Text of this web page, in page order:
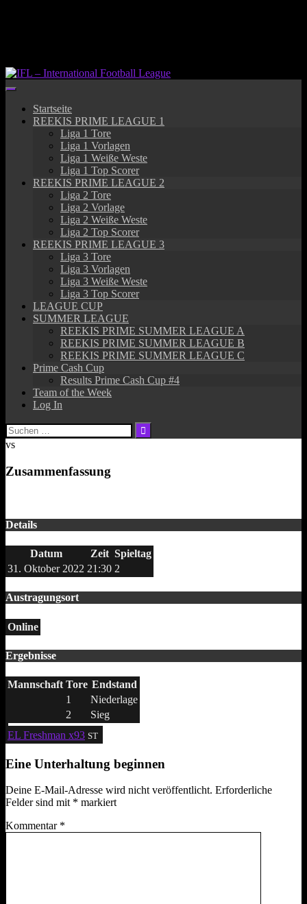
Startseite
REEKIS PRIME LEAGUE 1
Liga 1 Tore
Liga 1 Vorlagen
Liga 1 Weiße Weste
Liga 1 Top Scorer
REEKIS PRIME LEAGUE 2
Liga 2 Tore
Liga 2 Vorlage
Liga 2 Weiße Weste
Liga 2 Top Scorer
REEKIS PRIME LEAGUE 3
Liga 3 Tore
Liga 3 Vorlagen
Liga 3 Weiße Weste
Liga 3 Top Scorer
LEAGUE CUP
SUMMER LEAGUE
REEKIS PRIME SUMMER LEAGUE A
REEKIS PRIME SUMMER LEAGUE B
REEKIS PRIME SUMMER LEAGUE C
Prime Cash Cup
Results Prime Cash Cup #4
Team of the Week
Log In
Suchen
nach:
vs
Zusammenfassung
Details
Datum Zeit Spieltag
31. Oktober 2022 21:30 2
Austragungsort
Online
Ergebnisse
Mannschaft Tore Endstand
1
Niederlage
2
Sieg
EL Freshman x93 ST
Eine Unterhaltung beginnen
Deine E-Mail-Adresse wird nicht veröffentlicht. Erforderliche
Felder sind mit * markiert
Kommentar *